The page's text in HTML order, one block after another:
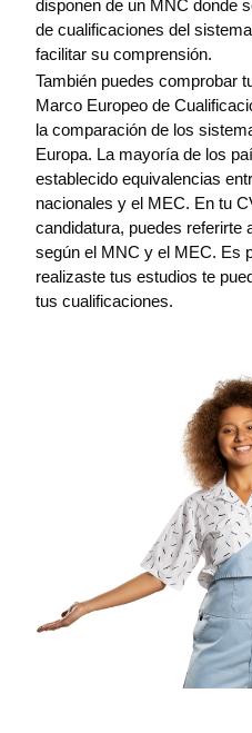
disponen de un MNC donde
de cualificaciones del
facilitar su comprensión.
También puedes comprobar
Marco Europeo de
la comparación de los
Europa. La mayoría de los
establecido equivalencias
nacionales y el MEC. En tu
candidatura, puedes referirte
según el MNC y el MEC. Es
realizaste tus estudios te
tus cualificaciones.